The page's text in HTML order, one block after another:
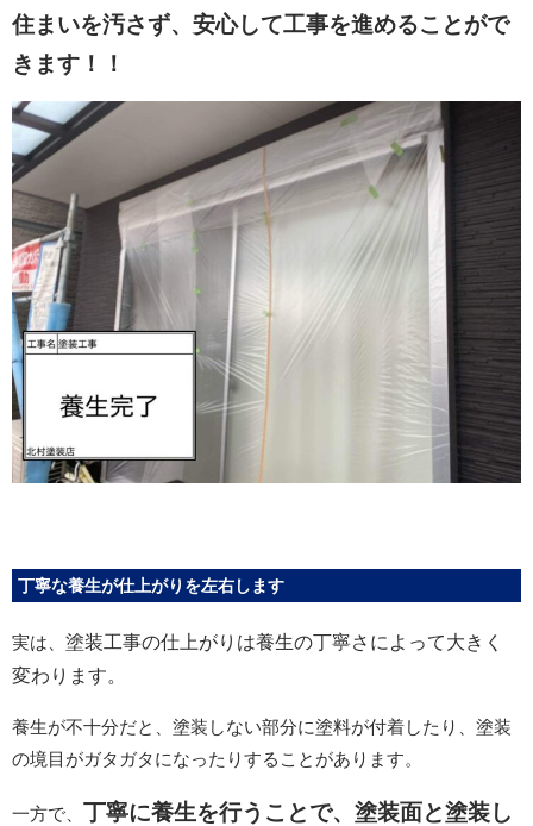
住まいを汚さず、安心して工事を進めることがで
きます！！
丁寧な養生が仕上がりを左右します
実は、 塗装工事の仕上がりは養生の丁寧さによって大きく
変わります。
養生が不十分だと、塗装しない部分に塗料が付着したり、塗装
の境目がガタガタになったりすることがあります。
一方で、 丁寧に養生を行うことで、塗装面と塗装し